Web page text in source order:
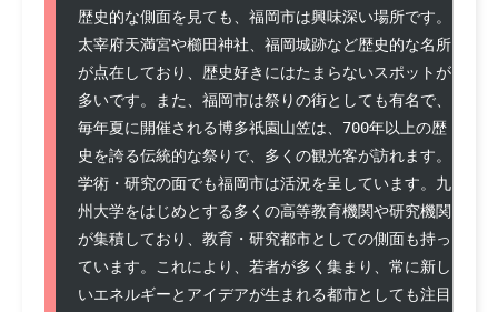
歴史的な側面を見ても、福岡市は興味深い場所です。
太宰府天満宮や櫛田神社、福岡城跡など歴史的な名所
が点在しており、歴史好きにはたまらないスポットが
多いです。また、福岡市は祭りの街としても有名で、
毎年夏に開催される博多祇園山笠は、700年以上の歴
史を誇る伝統的な祭りで、多くの観光客が訪れます。
学術・研究の面でも福岡市は活況を呈しています。九
州大学をはじめとする多くの高等教育機関や研究機関
が集積しており、教育・研究都市としての側面も持っ
ています。これにより、若者が多く集まり、常に新し
いエネルギーとアイデアが生まれる都市としても注目